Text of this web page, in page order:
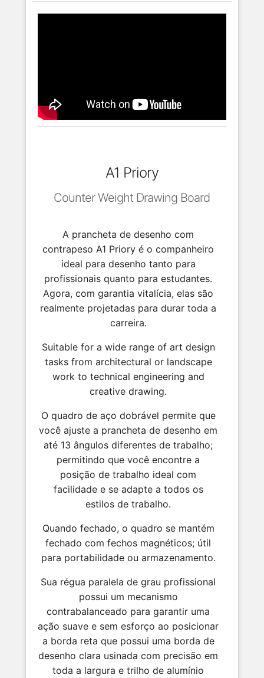
A1 Priory
Counter Weight Drawing Board
A prancheta de desenho com
contrapeso A1 Priory é o companheiro
ideal para desenho tanto para
profissionais quanto para estudantes.
Agora, com garantia vitalícia, elas são
realmente projetadas para durar toda a
carreira.
Suitable for a wide range of art design
tasks from architectural or landscape
work to technical engineering and
creative drawing.
O quadro de aço dobrável permite que
você ajuste a prancheta de desenho em
até 13 ângulos diferentes de trabalho;
permitindo que você encontre a
posição de trabalho ideal com
facilidade e se adapte a todos os
estilos de trabalho.
Quando fechado, o quadro se mantém
fechado com fechos magnéticos; útil
para portabilidade ou armazenamento.
Sua régua paralela de grau profissional
possui um mecanismo
contrabalanceado para garantir uma
ação suave e sem esforço ao posicionar
a borda reta que possui uma borda de
desenho clara usinada com precisão em
toda a largura e trilho de alumínio